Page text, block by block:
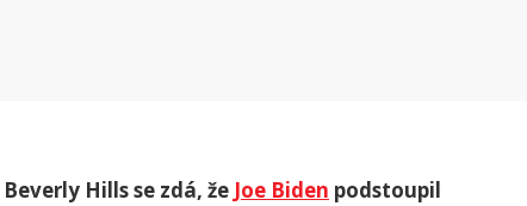
Hills se zdá, že Joe Biden podstoupil